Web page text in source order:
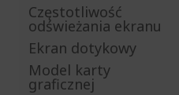
Częstotliwość
odświeżania ekranu
Ekran dotykowy
Model karty
graficznej